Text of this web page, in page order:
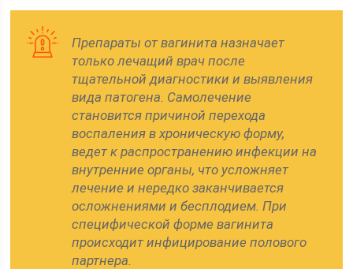
Препараты от вагинита назначает
только лечащий врач после
тщательной диагностики и выявления
вида патогена. Самолечение
становится причиной перехода
воспаления в хроническую форму,
ведет к распространению инфекции на
внутренние органы, что усложняет
лечение и нередко заканчивается
осложнениями и бесплодием. При
специфической форме вагинита
происходит инфицирование полового
партнера.